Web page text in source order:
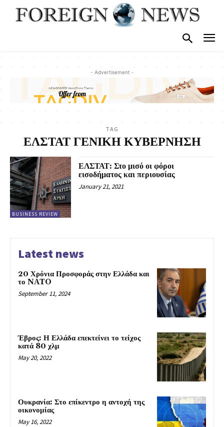
- Advertisement -
TAG
ΕΛΣΤΑΤ ΓΕΝΙΚΗ ΚΥΒΕΡΝΗΣΗ
BUSINESS REVIEW
ΕΛΣΤΑΤ: Στο μισό οι φόροι
εισοδήματος και περιουσίας
January 21, 2021
Latest news
20 Χρόνια Προσφοράς στην Ελλάδα και
το NATO
September 11, 2024
Έβρος: Η Ελλάδα επεκτείνει το τείχος
κατά 80 χλμ
May 20, 2022
Ουκρανία: Στο επίκεντρο η αντοχή της
οικονομίας
May 16, 2022